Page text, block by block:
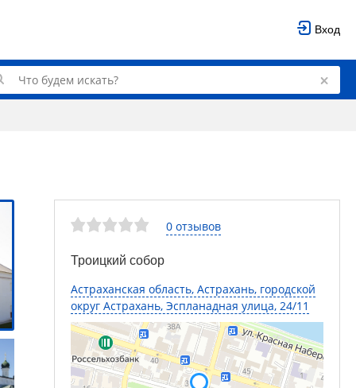
Вход
0 отзывов
Троицкий собор
Астраханская область, Астрахань, городской
округ Астрахань, Эспланадная улица, 24/11